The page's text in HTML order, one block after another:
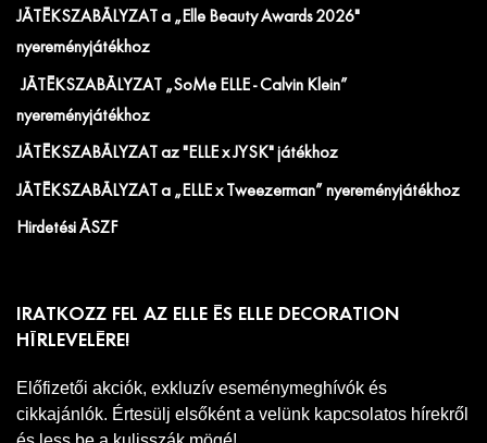
JÁTÉKSZABÁLYZAT a „Elle Beauty Awards 2026"
nyereményjátékhoz
JÁTÉKSZABÁLYZAT „SoMe ELLE - Calvin Klein”
nyereményjátékhoz
JÁTÉKSZABÁLYZAT az "ELLE x JYSK" játékhoz
JÁTÉKSZABÁLYZAT a „ELLE x Tweezerman” nyereményjátékhoz
Hirdetési ÁSZF
IRATKOZZ FEL AZ ELLE ÉS ELLE DECORATION
HÍRLEVELÉRE!
Előfizetői akciók, exkluzív eseménymeghívók és
cikkajánlók. Értesülj elsőként a velünk kapcsolatos hírekről